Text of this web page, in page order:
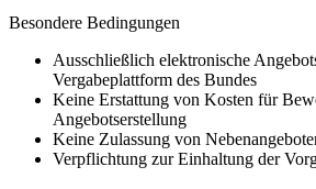
Besondere Bedingungen
Ausschließlich elektronische
Vergabeplattform des Bundes
Keine Erstattung von Kosten für
Angebotserstellung
Keine Zulassung von
Verpflichtung zur Einhaltung der